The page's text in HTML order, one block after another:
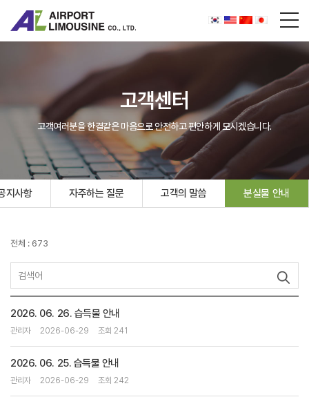
고객센터
고객여러분을 한결같은 마음으로 안전하고 편안하게 모시겠습니다.
지사항 자주하는 질문 고객의 말씀 분실물 안내
전체 : 673
2026. 06. 26. 습득물 안내
관리자 2026-06-29 조회 241
2026. 06. 25. 습득물 안내
관리자 2026-06-29 조회 242